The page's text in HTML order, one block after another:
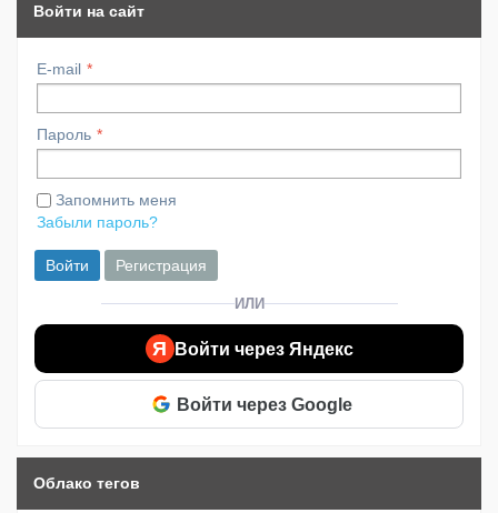
Войти на сайт
E-mail
Пароль
Запомнить меня
Забыли пароль?
Войти Регистрация
ИЛИ
Я Войти через Яндекс
Войти через Google
Облако тегов